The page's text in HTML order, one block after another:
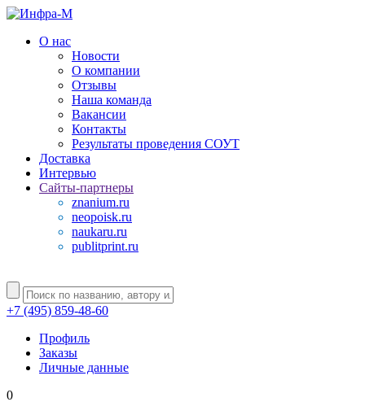
О нас
Новости
О компании
Отзывы
Наша команда
Вакансии
Контакты
Результаты проведения СОУТ
Доставка
Интервью
Сайты-партнеры
znanium.ru
neopoisk.ru
naukaru.ru
publitprint.ru
+7 (495) 859-48-60
Профиль
Заказы
Личные данные
0